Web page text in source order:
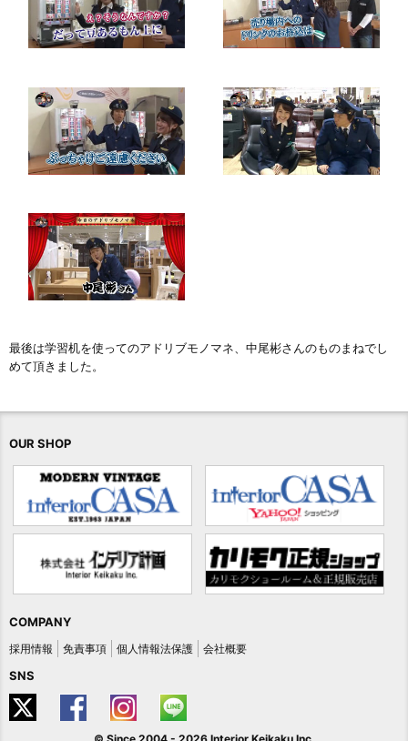
最後は学習机を使ってのアドリブモノマネ、中尾彬さんのものまねでし
めて頂きました。
OUR SHOP
COMPANY
採用情報 免責事項 個人情報法保護 会社概要
SNS